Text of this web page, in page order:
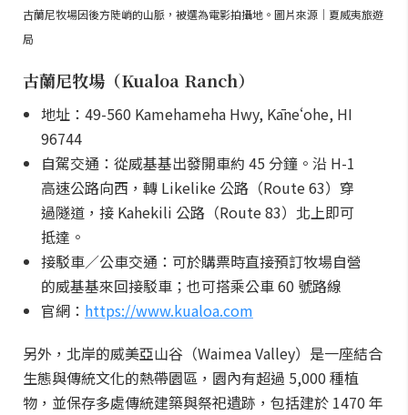
古蘭尼牧場因後方陡峭的山脈，被選為電影拍攝地。圖片來源｜夏威夷旅遊
局
古蘭尼牧場（Kualoa Ranch）
地址：49-560 Kamehameha Hwy, Kāneʻohe, HI
96744
自駕交通：從威基基出發開車約 45 分鐘。沿 H-1
高速公路向西，轉 Likelike 公路（Route 63）穿
過隧道，接 Kahekili 公路（Route 83）北上即可
抵達。
接駁車／公車交通：可於購票時直接預訂牧場自營
的威基基來回接駁車；也可搭乘公車 60 號路線
官網： https://www.kualoa.com
另外，北岸的威美亞山谷（Waimea Valley）是一座結合
生態與傳統文化的熱帶園區，園內有超過 5,000 種植
物，並保存多處傳統建築與祭祀遺跡，包括建於 1470 年